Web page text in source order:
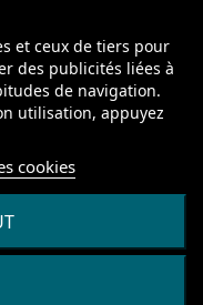
et ceux de tiers pour
des publicités liées à
de navigation.
utilisation, appuyez
cookies
réservés